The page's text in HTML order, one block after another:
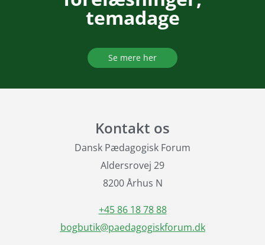
temadage
Se mere her
Kontakt os
Dansk Pædagogisk Forum
Aldersrovej 29
8200 Århus N
+45 86 18 78 88
bogbutik@paedagogiskforum.dk